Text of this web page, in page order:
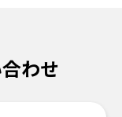
わせ